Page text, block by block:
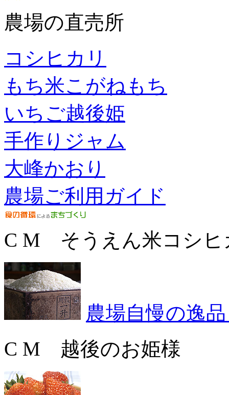
農場の直売所
コシヒカリ
もち米こがねもち
いちご越後姫
手作りジャム
大峰かおり
農場ご利用ガイド
C M そうえん米コシヒ
農場自慢の逸
C M 越後のお姫様